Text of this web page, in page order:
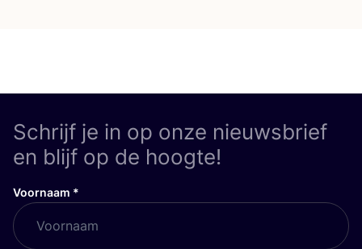
Schrijf je in op onze nieuwsbrief
en blijf op de hoogte!
Voornaam *